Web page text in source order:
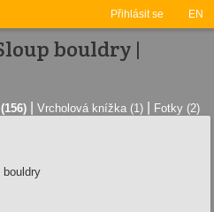
Přihlásit se EN
bouldry |
Vrcholová knížka (1) Fotky (2)
bouldry